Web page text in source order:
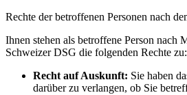
Rechte der betroffenen Personen nach
Ihnen stehen als betroffene Person nach
Schweizer DSG die folgenden Rechte zu:
Recht auf Auskunft: Sie haben
darüber zu verlangen, ob Sie